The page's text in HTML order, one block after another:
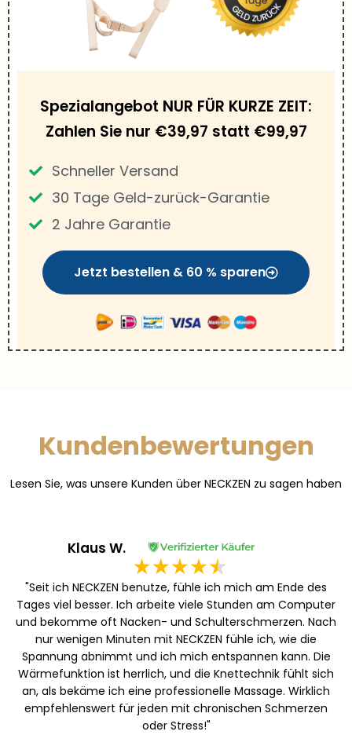
Spezialangebot NUR FÜR KURZE ZEIT:
Zahlen Sie nur €39,97 statt €99,97
Schneller Versand
30 Tage Geld-zurück-Garantie
2 Jahre Garantie
Jetzt bestellen & 60 % sparen
Kundenbewertungen
Lesen Sie, was unsere Kunden über NECKZEN zu sagen haben
Klaus W.
"Seit ich NECKZEN benutze, fühle ich mich am Ende des
Tages viel besser. Ich arbeite viele Stunden am Computer
und bekomme oft Nacken- und Schulterschmerzen. Nach
nur wenigen Minuten mit NECKZEN fühle ich, wie die
Spannung abnimmt und ich mich entspannen kann. Die
Wärmefunktion ist herrlich, und die Knettechnik fühlt sich
an, als bekäme ich eine professionelle Massage. Wirklich
empfehlenswert für jeden mit chronischen Schmerzen
oder Stress!"